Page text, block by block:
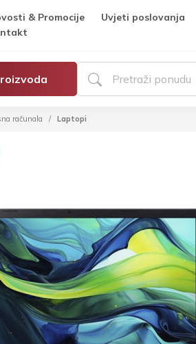
& Promocije Uvjeti poslovanja
računala Laptopi